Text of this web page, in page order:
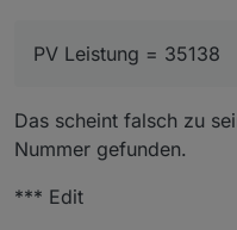
SOC Batterie =
Werten von den
PV Leistung = 35138
Das scheint falsch zu
Nummer gefunden.
*** Edit